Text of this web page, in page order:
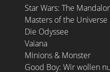
Star Wars: The
Masters of the Universe
Die Odyssee
Vaiana
Minions & Monster
Good Boy: Wir wollen